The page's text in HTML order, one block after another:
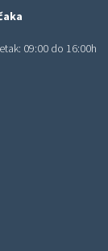
09:00 do 16:00h